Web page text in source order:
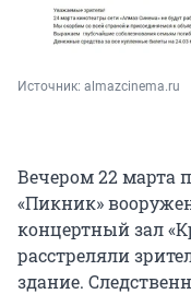
Источник: almazcinema.ru
Вечером 22 марта
«Пикник»
концертный зал
расстреляли
здание.